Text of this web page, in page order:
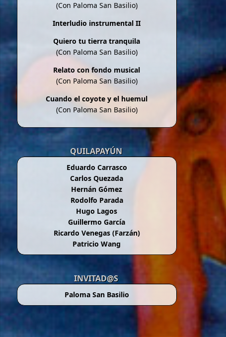
(Con Paloma San Basilio)
Interludio instrumental II
Quiero tu tierra tranquila
(Con Paloma San Basilio)
Relato con fondo musical
(Con Paloma San Basilio)
Cuando el coyote y el huemul
(Con Paloma San Basilio)
QUILAPAYÚN
Eduardo Carrasco
Carlos Quezada
Hernán Gómez
Rodolfo Parada
Hugo Lagos
Guillermo García
Ricardo Venegas (Farzán)
Patricio Wang
INVITAD@S
Paloma San Basilio